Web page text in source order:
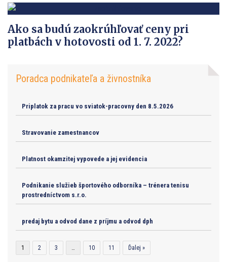
Ako sa budú zaokrúhľovať ceny pri
platbách v hotovosti od 1. 7. 2022?
Poradca podnikateľa a živnostníka
Priplatok za pracu vo sviatok-pracovny den 8.5.2026
Stravovanie zamestnancov
Platnost okamzitej vypovede a jej evidencia
Podnikanie služieb športového odborníka – trénera tenisu
prostredníctvom s.r.o.
predaj bytu a odvod dane z príjmu a odvod dph
1 2 3 … 10 11 Ďalej »